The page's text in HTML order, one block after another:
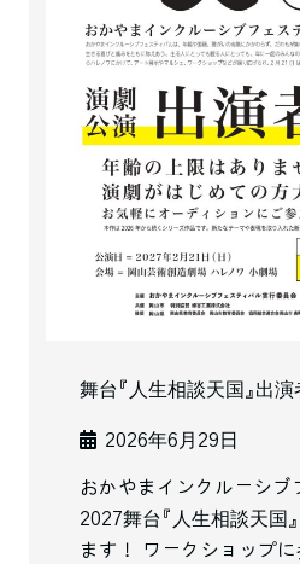
舞台『⼈⽣相談天国』出
2026年6月29日
おかやまインクルーシブ
2027舞台『⼈⽣相談天国
ます！ ワークショップ